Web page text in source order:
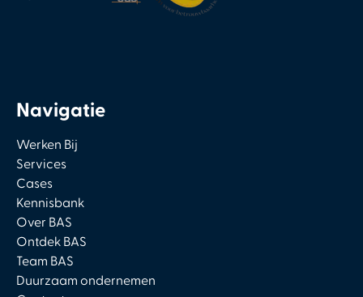
Navigatie
Werken Bij
Services
Cases
Kennisbank
Over BAS
Ontdek BAS
Team BAS
Duurzaam ondernemen